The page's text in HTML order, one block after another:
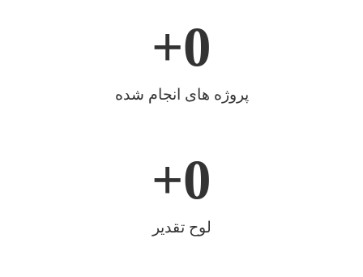
پروژه های انجام شده
0
+
لوح تقدیر
0
+